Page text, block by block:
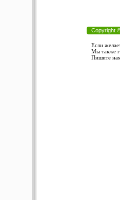
Copyright
Если
Мы также
Пишите нам